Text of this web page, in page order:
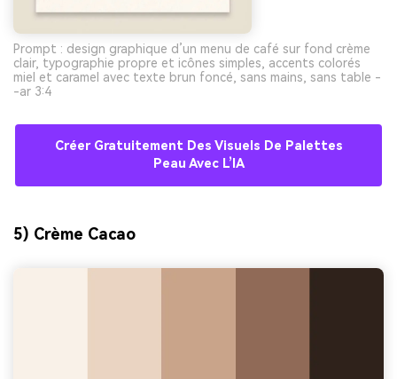
Prompt : design graphique d’un menu de café sur fond crème
clair, typographie propre et icônes simples, accents colorés
miel et caramel avec texte brun foncé, sans mains, sans table -
-ar 3:4
Créer Gratuitement Des Visuels De Palettes
Peau Avec L’IA
5) Crème Cacao